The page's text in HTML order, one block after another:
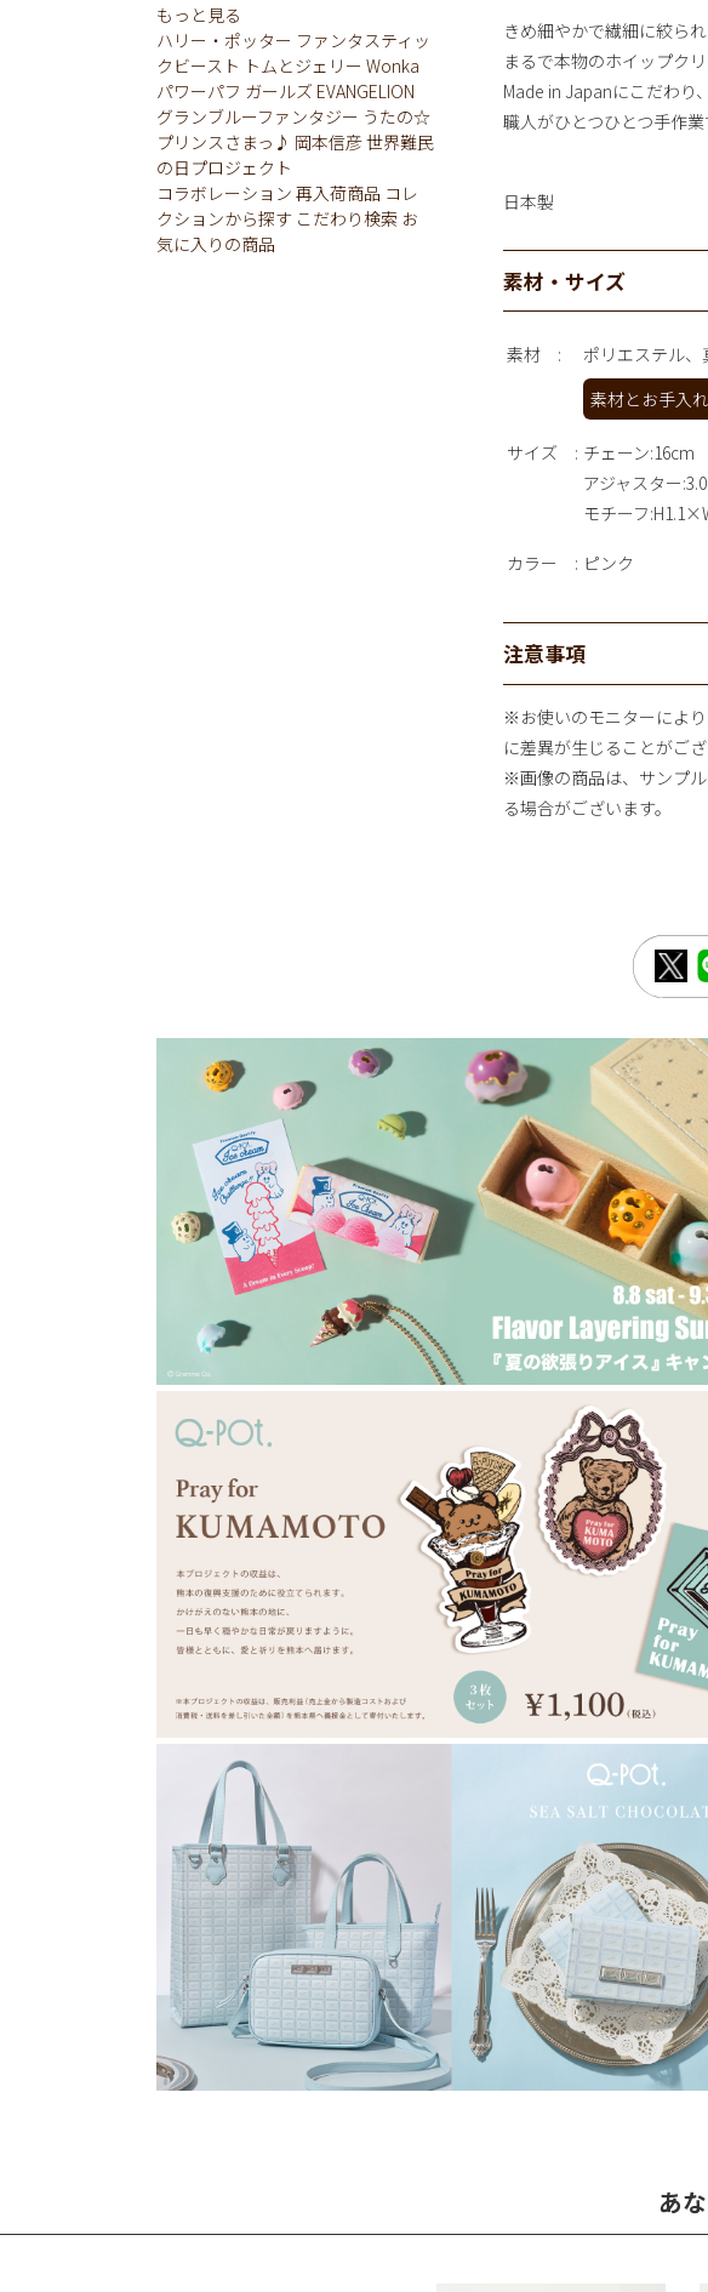
きめ細やかで繊細に絞られ
まるで本物のホイップク
Made in Japanにこだわり、
職人がひとつひとつ手作業
日本製
素材・サイズ
素材
ポリエステル、
素材とお手入
サイズ
チェーン:16cm
アジャスター
モチーフ
カラー ピンク
注意事項
※お使いのモニターによ
に差異が生じることがござ
※画像の商品は、サンプ
る場合がございます。
もっと見る
ハリー・ポッター ファンタスティッ
クビースト トムとジェリー Wonka
パワーパフ ガールズ EVANGELION
グランブルーファンタジー うたの☆
プリンスさまっ♪ 岡本信彦世界難民
の日プロジェクト
コラボレーション 再入荷商品 コレ
クションから探す こだわり検索 お
気に入りの商品
あ